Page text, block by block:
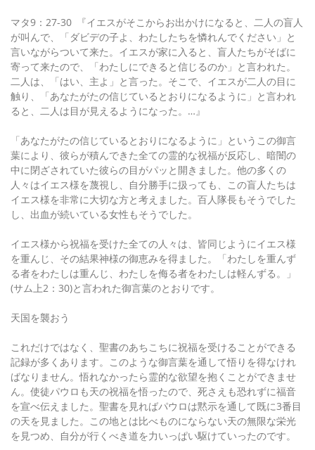
マタ9：27-30 『イエスがそこからお出かけになると、二人の盲人
が叫んで、「ダビデの子よ、わたしたちを憐れんでください」と
言いながらついて来た。イエスが家に入ると、盲人たちがそばに
寄って来たので、「わたしにできると信じるのか」と言われた。
二人は、「はい、主よ」と言った。そこで、イエスが二人の目に
触り、「あなたがたの信じているとおりになるように」と言われ
ると、二人は目が見えるようになった。…』
「あなたがたの信じているとおりになるように」というこの御言
葉により、彼らが積んできた全ての霊的な祝福が反応し、暗闇の
中に閉ざされていた彼らの目がパッと開きました。他の多くの
人々はイエス様を蔑視し、自分勝手に扱っても、この盲人たちは
イエス様を非常に大切な方と考えました。百人隊長もそうでした
し、出血が続いている女性もそうでした。
イエス様から祝福を受けた全ての人々は、皆同じようにイエス様
を重んじ、その結果神様の御恵みを得ました。「わたしを重んず
る者をわたしは重んじ、わたしを侮る者をわたしは軽んずる。」
(サム上2：30)と言われた御言葉のとおりです。
天国を襲おう
これだけではなく、聖書のあちこちに祝福を受けることができる
記録が多くあります。このような御言葉を通して悟りを得なけれ
ばなりません。悟れなかったら霊的な欲望を抱くことができませ
ん。使徒パウロも天の祝福を悟ったので、死さえも恐れずに福音
を宣べ伝えました。聖書を見ればパウロは黙示を通して既に3番目
の天を見ました。この地とは比べものにならない天の無限な栄光
を見つめ、自分が行くべき道を力いっぱい駆けていったのです。